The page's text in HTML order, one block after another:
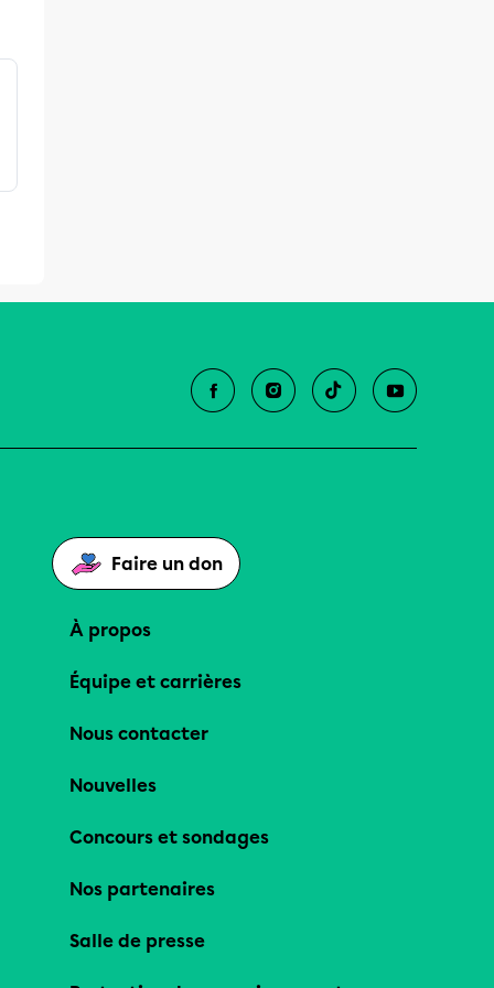
Faire un don
À propos
Équipe et carrières
Nous contacter
Nouvelles
Concours et sondages
Nos partenaires
Salle de presse